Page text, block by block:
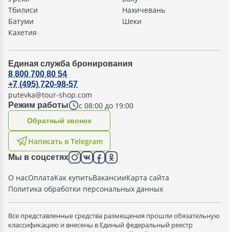
Тбилиси
Батуми
Кахетия
Нахичевань
Шеки
Единая служба бронирования
Режим работы с 08:00 до 19:00
8 800 700 80 54
+7 (495) 720-98-57
putevka@tour-shop.com
Написать в Telegram
Oбратный звонок
Мы в соцсетях
О насОплатаКак купитьВакансииКарта сайта
Политика обработки персональных данных
Все представленные средства размещения прошли обязательную
классификацию и внесены в Единый федеральный реестр